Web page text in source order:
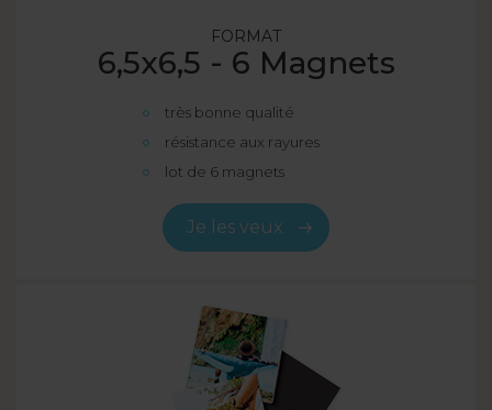
FORMAT
6,5x6,5 - 6 Magnets
très bonne qualité
résistance aux rayures
lot de 6 magnets
Je les veux